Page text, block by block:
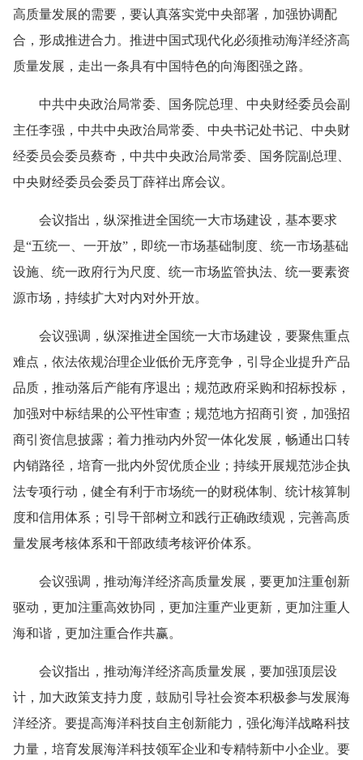
高质量发展的需要，要认真落实党中央部署，加强协调配
合，形成推进合力。推进中国式现代化必须推动海洋经济高
质量发展，走出一条具有中国特色的向海图强之路。
中共中央政治局常委、国务院总理、中央财经委员会副
主任李强，中共中央政治局常委、中央书记处书记、中央财
经委员会委员蔡奇，中共中央政治局常委、国务院副总理、
中央财经委员会委员丁薛祥出席会议。
会议指出，纵深推进全国统一大市场建设，基本要求
是“五统一、一开放”，即统一市场基础制度、统一市场基础
设施、统一政府行为尺度、统一市场监管执法、统一要素资
源市场，持续扩大对内对外开放。
会议强调，纵深推进全国统一大市场建设，要聚焦重点
难点，依法依规治理企业低价无序竞争，引导企业提升产品
品质，推动落后产能有序退出；规范政府采购和招标投标，
加强对中标结果的公平性审查；规范地方招商引资，加强招
商引资信息披露；着力推动内外贸一体化发展，畅通出口转
内销路径，培育一批内外贸优质企业；持续开展规范涉企执
法专项行动，健全有利于市场统一的财税体制、统计核算制
度和信用体系；引导干部树立和践行正确政绩观，完善高质
量发展考核体系和干部政绩考核评价体系。
会议强调，推动海洋经济高质量发展，要更加注重创新
驱动，更加注重高效协同，更加注重产业更新，更加注重人
海和谐，更加注重合作共赢。
会议指出，推动海洋经济高质量发展，要加强顶层设
计，加大政策支持力度，鼓励引导社会资本积极参与发展海
洋经济。要提高海洋科技自主创新能力，强化海洋战略科技
力量，培育发展海洋科技领军企业和专精特新中小企业。要